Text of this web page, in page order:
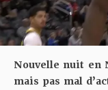
Nouvelle nuit en
mais pas mal